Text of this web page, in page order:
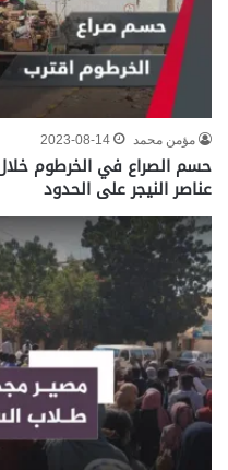
مؤمن محمد 2023-08-14
عناصر النيجر على الحدود